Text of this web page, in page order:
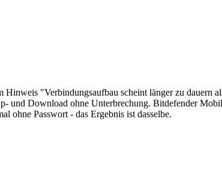
Hinweis "Verbindungsaufbau scheint länger zu
und Download ohne Unterbrechung. Bitdefender
ohne Passwort - das Ergebnis ist dasselbe.